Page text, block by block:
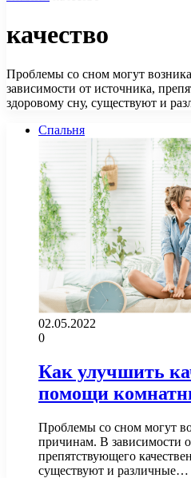
качество
Проблемы со сном могут
зависимости от источника,
здоровому сну, существуют и
Спальня
02.05.2022
0
Как улучшить
помощи
Проблемы со сном могут
причинам. В зависимости
препятствующего
существуют и различные…